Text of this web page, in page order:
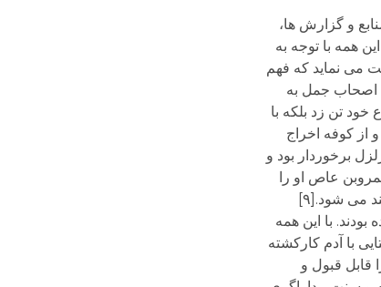
و گزارش ها،
همه با توجه به
می نماید که فهم
اصحاب جمل به
تن زد بلکه با
از کوفه اخراج
برخوردار بود و
هوشمند نیز در گفتگو با عمروبن عاص او را
«طویل اللسان و قصیرالرأی» می شمارد.[۸]و مردی از شامیان ابوموسی را کسی می داند که نمی داند «پنج ضرب در شش» چند می شود.[۹]
با این همه
با آدم کارکشته
قابل قبول و